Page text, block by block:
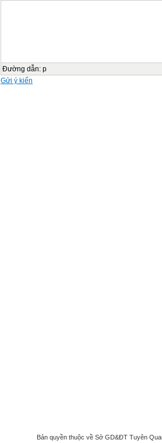
Đường dẫn: p
Gửi ý kiến
Bản quyền thuộc về Sở GD&ĐT Tuyên